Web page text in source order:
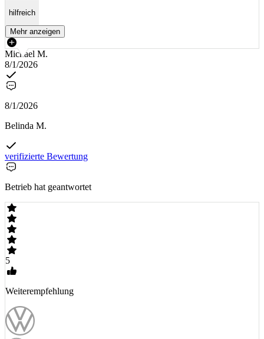
hilfreich
Mehr anzeigen
Michael M.
8/1/2026
8/1/2026
Belinda M.
verifizierte Bewertung
Betrieb hat geantwortet
5
Weiterempfehlung